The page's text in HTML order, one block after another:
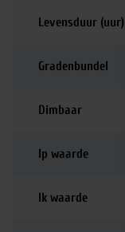
Levensduur (uur)
Gradenbundel
Dimbaar
Ip waarde
Ik waarde